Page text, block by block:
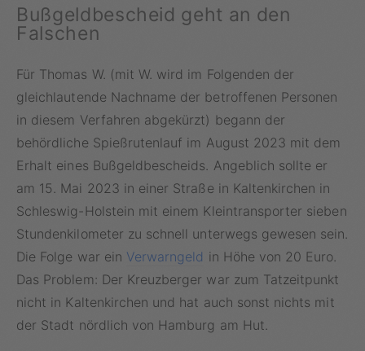
Bußgeldbescheid geht an den
Falschen
Für Thomas W. (mit W. wird im Folgenden der
gleichlautende Nachname der betroffenen Personen
in diesem Verfahren abgekürzt) begann der
behördliche Spießrutenlauf im August 2023 mit dem
Erhalt eines Bußgeldbescheids. Angeblich sollte er
am 15. Mai 2023 in einer Straße in Kaltenkirchen in
Schleswig-Holstein mit einem Kleintransporter sieben
Stundenkilometer zu schnell unterwegs gewesen sein.
Die Folge war ein Verwarngeld in Höhe von 20 Euro.
Das Problem: Der Kreuzberger war zum Tatzeitpunkt
nicht in Kaltenkirchen und hat auch sonst nichts mit
der Stadt nördlich von Hamburg am Hut.